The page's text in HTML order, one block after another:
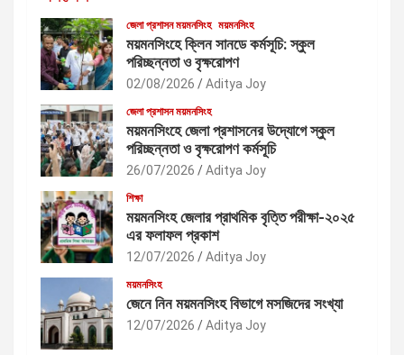
জেলা প্রশাসন ময়মনসিংহ ময়মনসিংহ
ময়মনসিংহে ক্লিন সানডে কর্মসূচি: স্কুল
পরিচ্ছন্নতা ও বৃক্ষরোপণ
02/08/2026 Aditya Joy
জেলা প্রশাসন ময়মনসিংহ
ময়মনসিংহে জেলা প্রশাসনের উদ্যোগে স্কুল
পরিচ্ছন্নতা ও বৃক্ষরোপণ কর্মসূচি
26/07/2026 Aditya Joy
শিক্ষা
ময়মনসিংহ জেলার প্রাথমিক বৃত্তি পরীক্ষা-২০২৫
এর ফলাফল প্রকাশ
12/07/2026 Aditya Joy
ময়মনসিংহ
জেনে নিন ময়মনসিংহ বিভাগে মসজিদের সংখ্যা
12/07/2026 Aditya Joy